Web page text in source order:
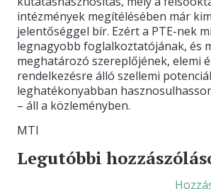
intézmények megítélésében már
jelentőséggel bír. Ezért a PTE-nek
legnagyobb foglalkoztatójának, és
meghatározó szereplőjének, elemi
rendelkezésre álló szellemi
leghatékonyabban
– áll a közleményben.
MTI
Legutóbbi